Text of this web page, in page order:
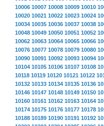
10006 10007 10008 10009 10010
10020 10021 10022 10023 10024
10034 10035 10036 10037 10038
10048 10049 10050 10051 10052
10062 10063 10064 10065 10066
10076 10077 10078 10079 10080
10090 10091 10092 10093 10094
10104 10105 10106 10107 10108
10118 10119 10120 10121 10122
10132 10133 10134 10135 10136
10146 10147 10148 10149 10150
10160 10161 10162 10163 10164
10174 10175 10176 10177 10178
10188 10189 10190 10191 10192